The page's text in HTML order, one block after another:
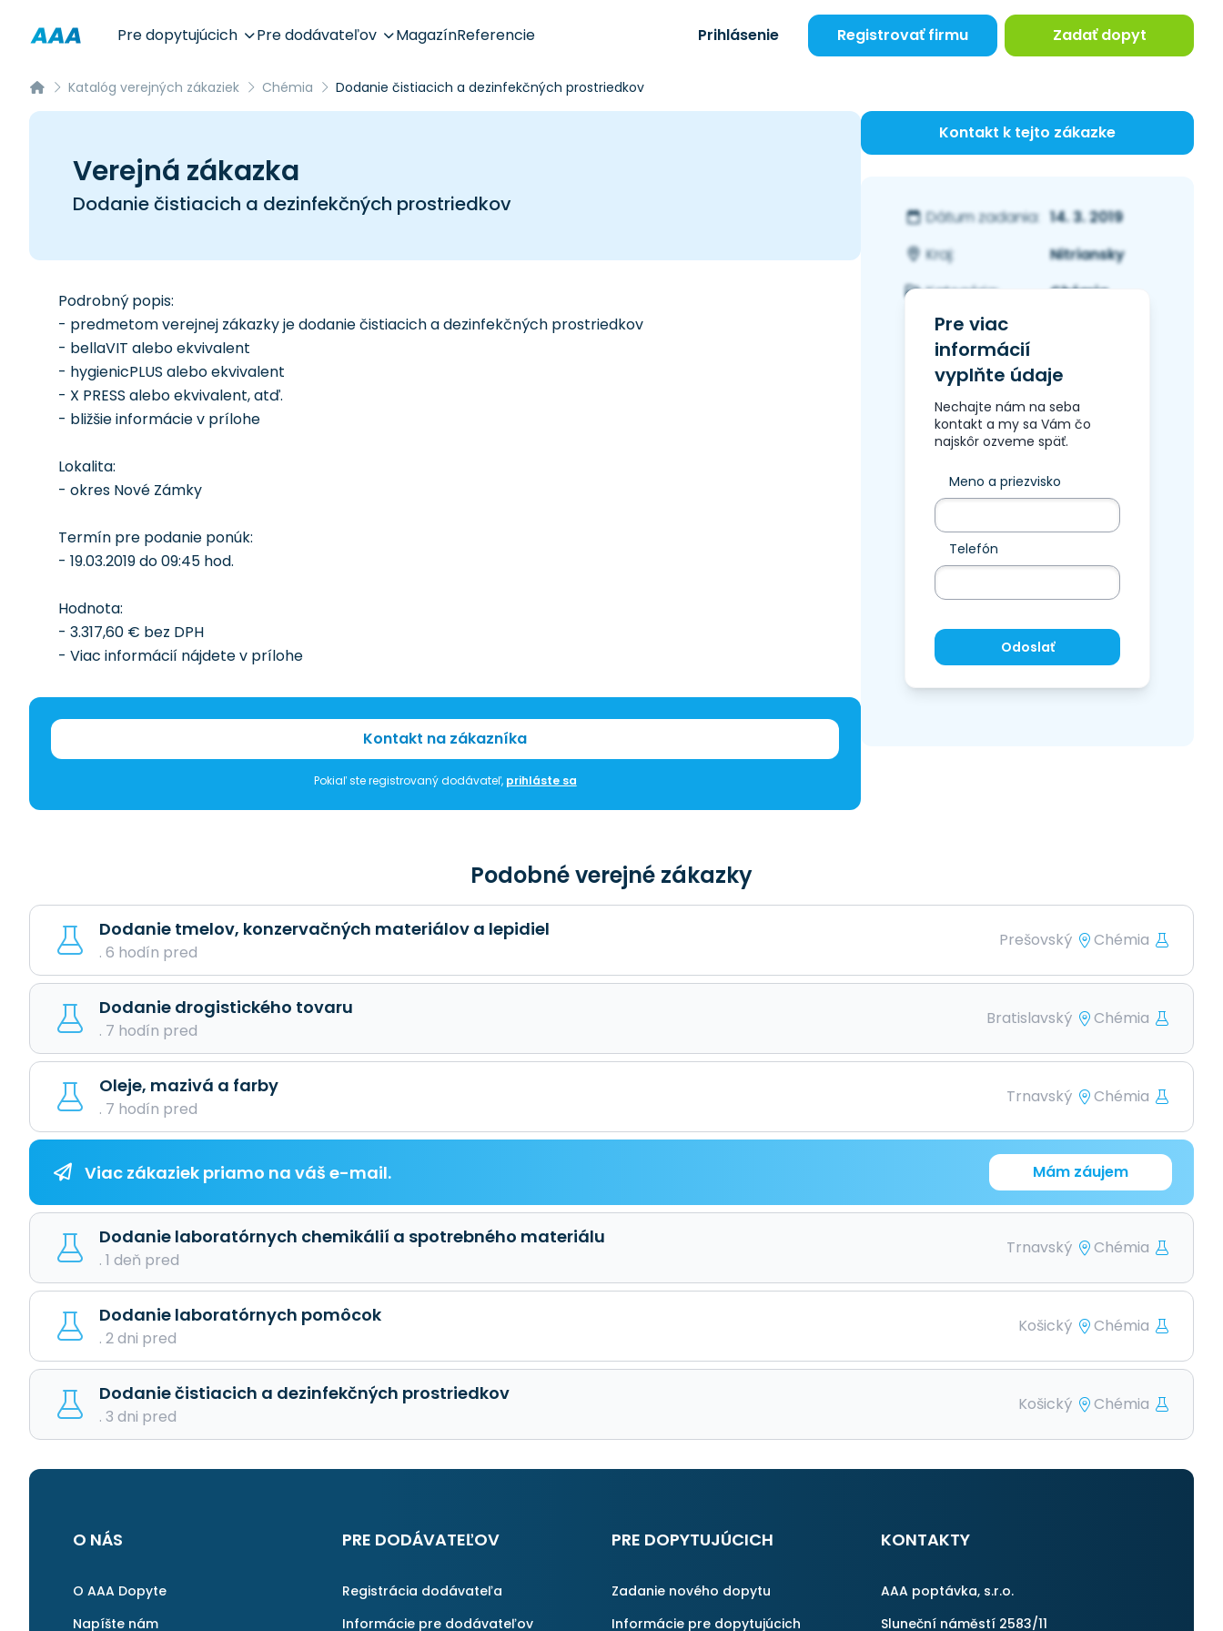
Pre dopytujúcich Pre dodávateľov MagazínReferencie Prihlásenie Registrovať firmu Zadať dopyt
Katalóg verejných zákaziek Chémia Dodanie čistiacich a dezinfekčných prostriedkov
Verejná zákazka
Dodanie čistiacich a dezinfekčných prostriedkov
Podrobný popis:
- predmetom verejnej zákazky je dodanie čistiacich a dezinfekčných prostriedkov
- bellaVIT alebo ekvivalent
- hygienicPLUS alebo ekvivalent
- X PRESS alebo ekvivalent, atď.
- bližšie informácie v prílohe
Lokalita:
- okres Nové Zámky
Termín pre podanie ponúk:
- 19.03.2019 do 09:45 hod.
Hodnota:
- 3.317,60 € bez DPH
- Viac informácií nájdete v prílohe
Kontakt na zákazníka
Pokiaľ ste registrovaný dodávateľ, prihláste sa
Kontakt k tejto zákazke
Dátum zadania: 14. 3. 2019
Kraj:
Nitriansky
Kategória:
Chémia
Pre viac
informácií
vyplňte údaje
Nechajte nám na seba
kontakt a my sa Vám čo
najskôr ozveme späť.
Meno a priezvisko
Telefón
Odoslať
Podobné verejné zákazky
Dodanie tmelov, konzervačných materiálov a lepidiel
. 6 hodín pred
Prešovský Chémia
Dodanie drogistického tovaru
. 7 hodín pred
Bratislavský Chémia
Oleje, mazivá a farby
. 7 hodín pred
Trnavský Chémia
Viac zákaziek priamo na váš e-mail. Mám záujem
Dodanie laboratórnych chemikálií a spotrebného materiálu
. 1 deň pred
Trnavský Chémia
Dodanie laboratórnych pomôcok
. 2 dni pred
Košický Chémia
Dodanie čistiacich a dezinfekčných prostriedkov
. 3 dni pred
Košický Chémia
O NÁS
O AAA Dopyte
Napíšte nám
PRE DODÁVATEĽOV
Registrácia dodávateľa
Informácie pre dodávateľov
PRE DOPYTUJÚCICH
Zadanie nového dopytu
Informácie pre dopytujúcich
KONTAKTY
AAA poptávka, s.r.o.
Sluneční náměstí 2583/11